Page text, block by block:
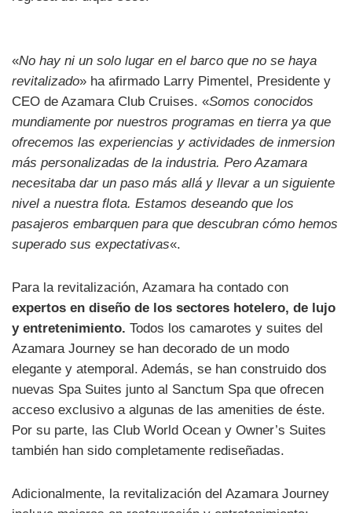
«No hay ni un solo lugar en el barco que no se haya
revitalizado» ha afirmado Larry Pimentel, Presidente y
CEO de Azamara Club Cruises. «Somos conocidos
mundiamente por nuestros programas en tierra ya que
ofrecemos las experiencias y actividades de inmersion
más personalizadas de la industria. Pero Azamara
necesitaba dar un paso más allá y llevar a un siguiente
nivel a nuestra flota. Estamos deseando que los
pasajeros embarquen para que descubran cómo hemos
superado sus expectativas«.
Para la revitalización, Azamara ha contado con
expertos en diseño de los sectores hotelero, de lujo
y entretenimiento. Todos los camarotes y suites del
Azamara Journey se han decorado de un modo
elegante y atemporal. Además, se han construido dos
nuevas Spa Suites junto al Sanctum Spa que ofrecen
acceso exclusivo a algunas de las amenities de éste.
Por su parte, las Club World Ocean y Owner’s Suites
también han sido completamente rediseñadas.
Adicionalmente, la revitalización del Azamara Journey